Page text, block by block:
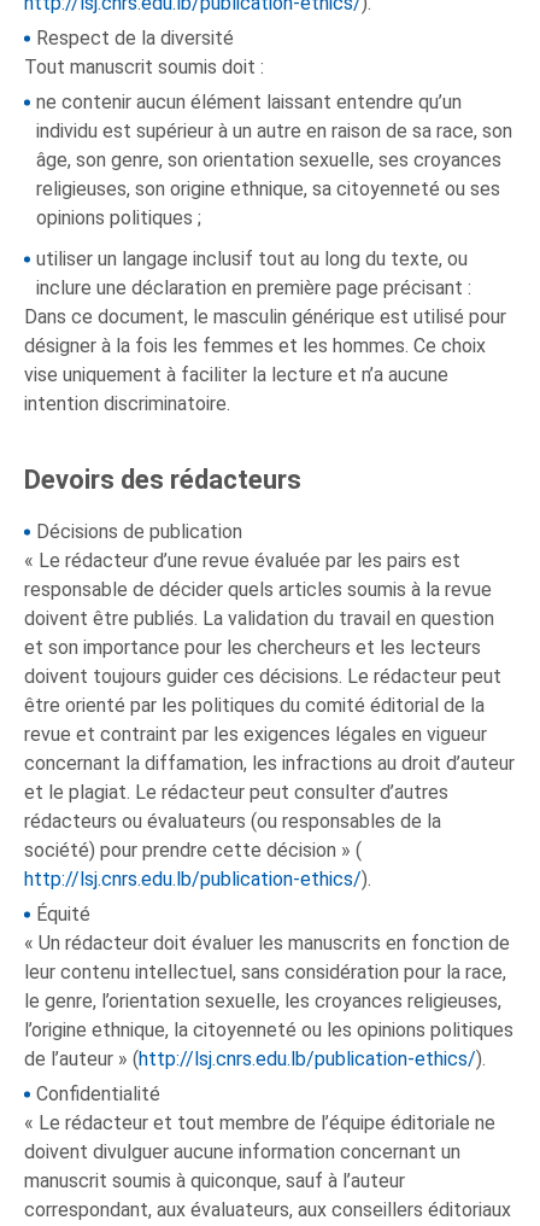
Respect de la diversité
Tout manuscrit soumis doit :
ne contenir aucun élément laissant entendre qu’un
individu est supérieur à un autre en raison de sa race, son
âge, son genre, son orientation sexuelle, ses croyances
religieuses, son origine ethnique, sa citoyenneté ou ses
opinions politiques ;
utiliser un langage inclusif tout au long du texte, ou
inclure une déclaration en première page précisant :
Dans ce document, le masculin générique est utilisé pour
désigner à la fois les femmes et les hommes. Ce choix
vise uniquement à faciliter la lecture et n’a aucune
intention discriminatoire.
Devoirs des rédacteurs
Décisions de publication
« Le rédacteur d’une revue évaluée par les pairs est
responsable de décider quels articles soumis à la revue
doivent être publiés. La validation du travail en question
et son importance pour les chercheurs et les lecteurs
doivent toujours guider ces décisions. Le rédacteur peut
être orienté par les politiques du comité éditorial de la
revue et contraint par les exigences légales en vigueur
concernant la diffamation, les infractions au droit d’auteur
et le plagiat. Le rédacteur peut consulter d’autres
rédacteurs ou évaluateurs (ou responsables de la
société) pour prendre cette décision » (
http://lsj.cnrs.edu.lb/publication-ethics/).
Équité
« Un rédacteur doit évaluer les manuscrits en fonction de
leur contenu intellectuel, sans considération pour la race,
le genre, l’orientation sexuelle, les croyances religieuses,
l’origine ethnique, la citoyenneté ou les opinions politiques
de l’auteur » (http://lsj.cnrs.edu.lb/publication-ethics/).
Confidentialité
« Le rédacteur et tout membre de l’équipe éditoriale ne
doivent divulguer aucune information concernant un
manuscrit soumis à quiconque, sauf à l’auteur
correspondant, aux évaluateurs, aux conseillers éditoriaux